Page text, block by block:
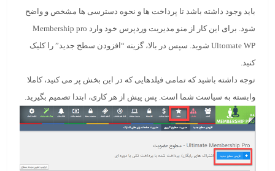
باید وجود داشته باشد تا پرداخت ها و نحوه دسترسی ها مشخص و واضح
شود. برای این کار از منو مدیریت وردپرس خود وارد Membership pro
Ultomate WP شوید. سپس در بالا، گزینه “
افزودن سطح جدید” را کلیک
کنید.
توجه داشته باشید که تمامی فیلدهایی که در این بخش پر می کنید، کاملا
وابسته به سیاست شما است. پس پیش از هر کاری، ابتدا تصمیم بگیرید.